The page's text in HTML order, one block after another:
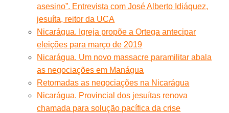
asesino”. Entrevista com José Alberto Idiáquez,
jesuíta, reitor da UCA
Nicarágua. Igreja propõe a Ortega antecipar
eleições para março de 2019
Nicarágua. Um novo massacre paramilitar abala
as negociações em Manágua
Retomadas as negociações na Nicarágua
Nicarágua. Provincial dos jesuítas renova
chamada para solução pacífica da crise